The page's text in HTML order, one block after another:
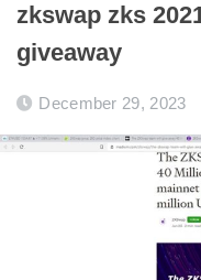
zkswap zks
giveaway
December 29, 2023